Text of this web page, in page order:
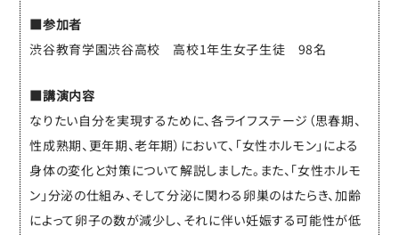
■参加者
渋谷教育学園渋谷高校 高校1年生女子生徒 98名
■講演内容
なりたい自分を実現するために、各ライフステージ（思春期、
性成熟期、更年期、老年期）において、「女性ホルモン」による
身体の変化と対策について解説しました。また、「女性ホルモ
ン」分泌の仕組み、そして分泌に関わる卵巣のはたらき、加齢
によって卵子の数が減少し、それに伴い妊娠する可能性が低